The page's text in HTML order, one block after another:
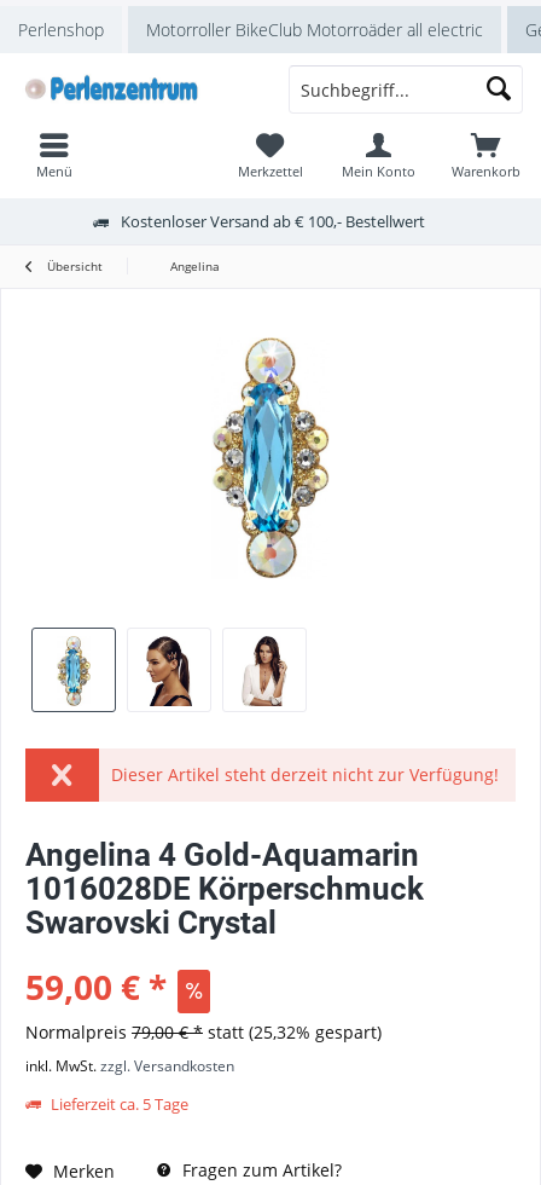
Perlenshop Motorroller BikeClub Motorroäder all electric
Kostenloser Versand ab € 100,- Bestellwert
Warenkorb
Merkzettel Mein Konto
Menü
Übersicht Angelina
Dieser Artikel steht derzeit nicht zur Verfügung!
Angelina 4 Gold-Aquamarin
1016028DE Körperschmuck
Swarovski Crystal
59,00 € *
Normalpreis 79,00 € * statt (25,32% gespart)
inkl. MwSt.zzgl. Versandkosten
Lieferzeit ca. 5 Tage
Merken Fragen zum Artikel?